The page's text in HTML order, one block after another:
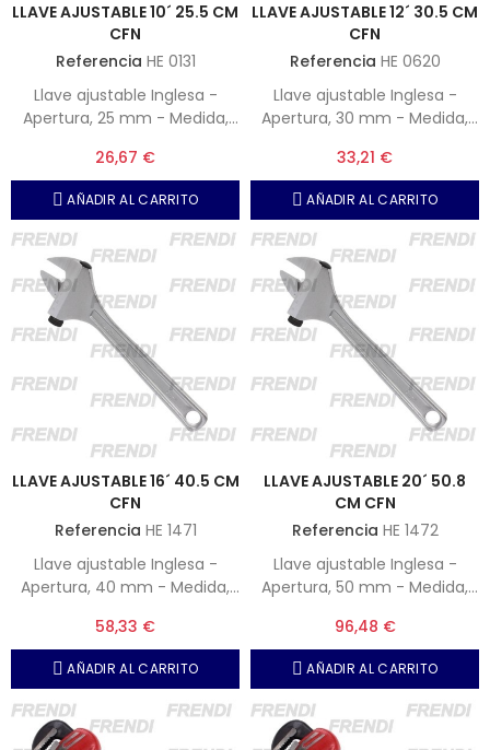
LLAVE AJUSTABLE 10´ 25.5 CM
CFN
Referencia HE 0131
Llave ajustable Inglesa -
Apertura, 25 mm - Medida,
26,67 €
AÑADIR AL CARRITO
LLAVE AJUSTABLE 12´ 30.5 CM
CFN
Referencia HE 0620
Llave ajustable Inglesa -
Apertura, 30 mm - Medida,
33,21 €
AÑADIR AL CARRITO
LLAVE AJUSTABLE 16´ 40.5 CM
CFN
Referencia HE 1471
Llave ajustable Inglesa -
Apertura, 40 mm - Medida,
58,33 €
AÑADIR AL CARRITO
LLAVE AJUSTABLE 20´ 50.8
CM CFN
Referencia HE 1472
Llave ajustable Inglesa -
Apertura, 50 mm - Medida,
96,48 €
AÑADIR AL CARRITO